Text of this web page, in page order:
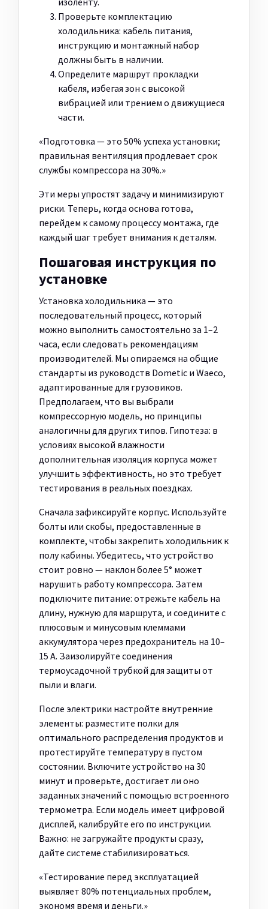
Проверьте комплектацию
холодильника: кабель питания,
инструкцию и монтажный набор
должны быть в наличии.
Определите маршрут прокладки
кабеля, избегая зон с высокой
вибрацией или трением о движущиеся
части.
«Подготовка — это 50% успеха установки;
правильная вентиляция продлевает срок
службы компрессора на 30%.»
Эти меры упростят задачу и минимизируют
риски. Теперь, когда основа готова,
перейдем к самому процессу монтажа, где
каждый шаг требует внимания к деталям.
Пошаговая инструкция по
установке
Установка холодильника — это
последовательный процесс, который
можно выполнить самостоятельно за 1–2
часа, если следовать рекомендациям
производителей. Мы опираемся на общие
стандарты из руководств Dometic и Waeco,
адаптированные для грузовиков.
Предполагаем, что вы выбрали
компрессорную модель, но принципы
аналогичны для других типов. Гипотеза: в
условиях высокой влажности
дополнительная изоляция корпуса может
улучшить эффективность, но это требует
тестирования в реальных поездках.
Сначала зафиксируйте корпус. Используйте
болты или скобы, предоставленные в
комплекте, чтобы закрепить холодильник к
полу кабины. Убедитесь, что устройство
стоит ровно — наклон более 5° может
нарушить работу компрессора. Затем
подключите питание: отрежьте кабель на
длину, нужную для маршрута, и соедините с
плюсовым и минусовым клеммами
аккумулятора через предохранитель на 10–
15 А. Заизолируйте соединения
термоусадочной трубкой для защиты от
пыли и влаги.
После электрики настройте внутренние
элементы: разместите полки для
оптимального распределения продуктов и
протестируйте температуру в пустом
состоянии. Включите устройство на 30
минут и проверьте, достигает ли оно
заданных значений с помощью встроенного
термометра. Если модель имеет цифровой
дисплей, калибруйте его по инструкции.
Важно: не загружайте продукты сразу,
дайте системе стабилизироваться.
«Тестирование перед эксплуатацией
выявляет 80% потенциальных проблем,
экономя время и деньги.»